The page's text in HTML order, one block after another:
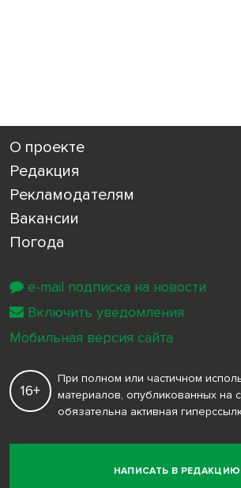
О проекте
Редакция
Рекламодателям
Вакансии
Погода
НАПИСАТЬ В РЕДАКЦИЮ
16+
При полном или частичном
материалов, опубликованных на
обязательна активная
e-mail подписка на новости
Включить уведомления
Мобильная версия сайта